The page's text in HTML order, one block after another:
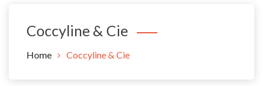
Coccyline & Cie
Home Coccyline & Cie